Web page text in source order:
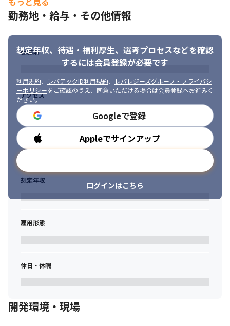
※出所：厚生労働省「労働者派遣事業報告書の集計結果」、推定
＜安定した財務基盤＞
人材会社とし上場を果たし、2026年7月21日現在はJPX日経インデ
ックス400（東証等が選んだ投資家に魅力の高い400社）にも選定
されています。また、無借金経営で現預金にて400億円以上を保有
しており、財務基盤は極めて健全です（2023年4月時点）。
（変更の範囲）当社の定める業務。詳細は就業条件明示書に記
載。
勤務地・給与・その他情報
想定年収、待遇・福利厚生、 選考プロセスなどを確認
するには会員登録が必要です
利用規約、 レバテックID利用規約、
レバレジーズグループ・プライバシ
ーポリシーをご確認のうえ、同意いただける場合は会員登録へお進みく
ださい。
Googleで登録
Appleでサインアップ
ログインはこちら
勤務地
アクセス
勤務時間
想定年収
雇用形態
休日・休暇
開発環境・現場